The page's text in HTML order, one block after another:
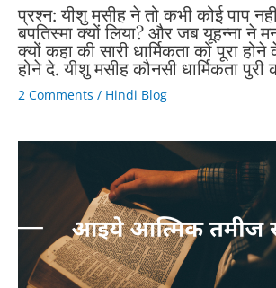
प्रश्न: यीशु मसीह ने तो कभी कोई पाप
बपतिस्मा क्यों लिया? और जब यूहन्ना ने
क्यों कहा की सारी धार्मिकता को पूरा
होने दे. यीशु मसीह कौनसी धार्मिकता पुरी
2 Comments / Hindi Blog